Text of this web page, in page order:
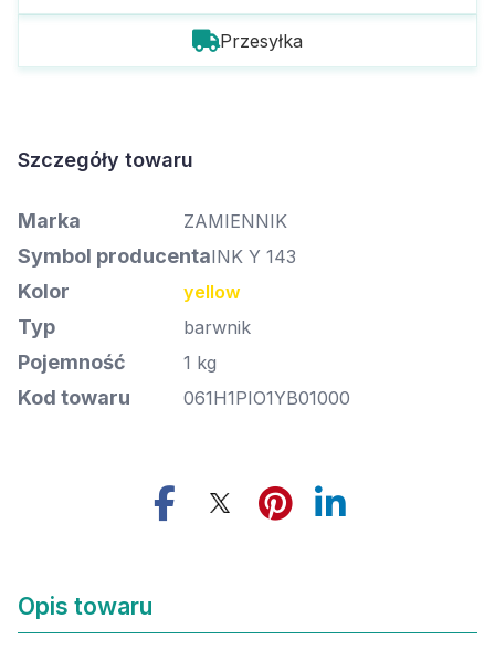
Przesyłka
Szczegóły towaru
Marka ZAMIENNIK
Symbol producentaINK Y 143
Kolor yellow
Typ barwnik
Pojemność 1 kg
Kod towaru 061H1PIO1YB01000
Opis towaru